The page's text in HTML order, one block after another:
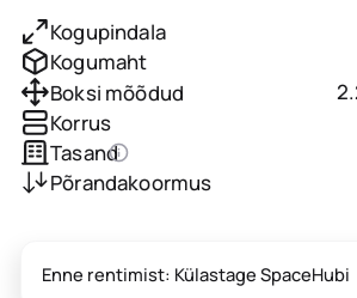
Kogupindala
Kogumaht
Boksi mõõdud
Korrus
Tasand
Põrandakoormus
Enne rentimist: Külastage SpaceHubi